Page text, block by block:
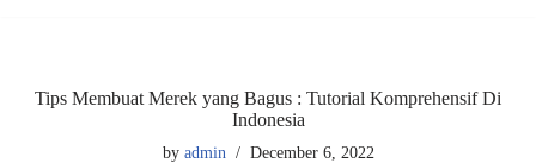
Tips Membuat Merek yang Bagus : Tutorial Komprehensif Di
Indonesia
by admin December 6, 2022